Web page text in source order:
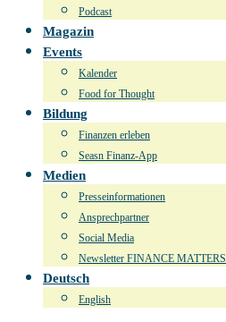
Podcast
Magazin
Events
Kalender
Food for Thought
Bildung
Finanzen erleben
Seasn Finanz-App
Medien
Presseinformationen
Ansprechpartner
Social Media
Newsletter FINANCE MATTERS
Deutsch
English